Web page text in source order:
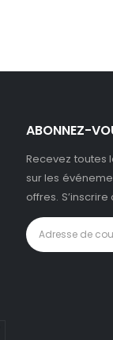
ABONNEZ-
Recevez toutes
sur les
offres. S’inscrire